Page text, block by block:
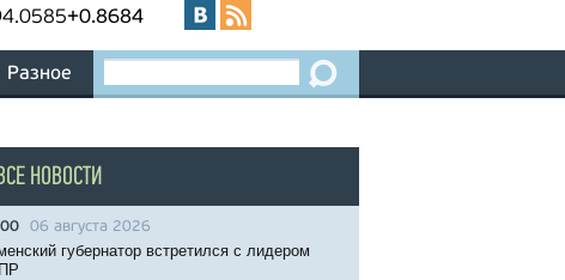
+0.8684
Разное
НОВОСТИ
06 августа 2026
губернатор встретился с лидером